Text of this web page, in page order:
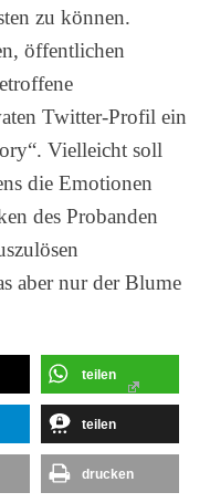
zu können.
öffentlichen
Twitter-Profil ein
Vielleicht soll
die Emotionen
des Probanden
aber nur der Blume
teilen
teilen
drucken